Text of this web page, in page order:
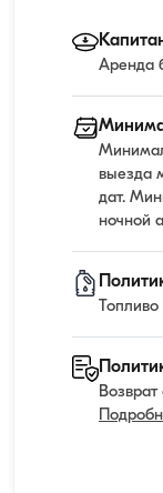
Аренда
выезда
дат.
ночной
Возврат